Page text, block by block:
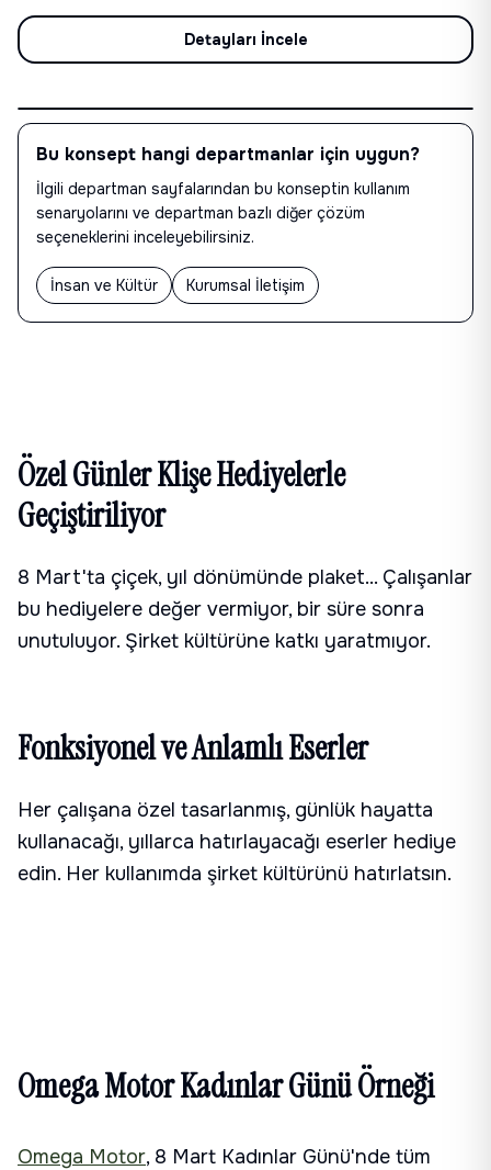
Detayları İncele
Bu konsept hangi departmanlar için uygun?
İlgili departman sayfalarından bu konseptin kullanım
senaryolarını ve departman bazlı diğer çözüm
seçeneklerini inceleyebilirsiniz.
İnsan ve Kültür Kurumsal İletişim
Özel Günler Klişe Hediyelerle
Geçiştiriliyor
8 Mart'ta çiçek, yıl dönümünde plaket... Çalışanlar
bu hediyelere değer vermiyor, bir süre sonra
unutuluyor. Şirket kültürüne katkı yaratmıyor.
Fonksiyonel ve Anlamlı Eserler
Her çalışana özel tasarlanmış, günlük hayatta
kullanacağı, yıllarca hatırlayacağı eserler hediye
edin. Her kullanımda şirket kültürünü hatırlatsın.
Omega Motor Kadınlar Günü Örneği
Omega Motor, 8 Mart Kadınlar Günü'nde tüm